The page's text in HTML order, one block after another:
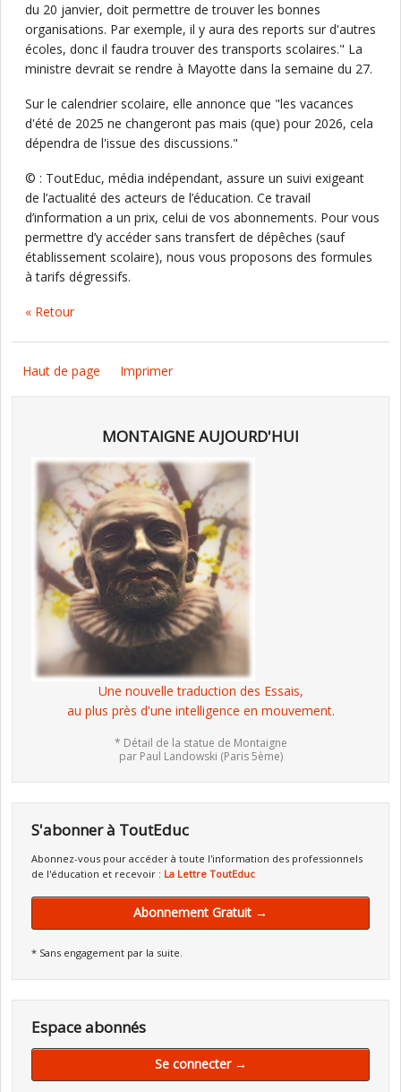
du 20 janvier, doit permettre de trouver les bonnes
organisations. Par exemple, il y aura des reports sur d'autres
écoles, donc il faudra trouver des transports scolaires." La
ministre devrait se rendre à Mayotte dans la semaine du 27.
Sur le calendrier scolaire, elle annonce que "les vacances
d'été de 2025 ne changeront pas mais (que) pour 2026, cela
dépendra de l'issue des discussions."
© : ToutEduc, média indépendant, assure un suivi exigeant
de l’actualité des acteurs de l’éducation. Ce travail
d’information a un prix, celui de vos abonnements. Pour vous
permettre d’y accéder sans transfert de dépêches (sauf
établissement scolaire), nous vous proposons des formules
à tarifs dégressifs.
« Retour
Haut de page Imprimer
MONTAIGNE AUJOURD'HUI
Une nouvelle traduction des Essais,
au plus près d'une intelligence en mouvement.
* Détail de la statue de Montaigne
par Paul Landowski (Paris 5ème)
S'abonner à ToutEduc
Abonnez-vous pour accéder à toute l'information des professionnels
de l'éducation et recevoir : La Lettre ToutEduc
Abonnement Gratuit →
* Sans engagement par la suite.
Espace abonnés
Se connecter →